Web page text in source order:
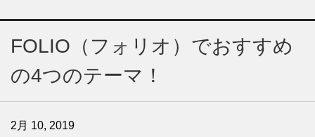
FOLIO（フォリオ）でおすすめ
の4つのテーマ！
2月 10, 2019